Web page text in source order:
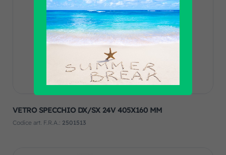
VETRO SPECCHIO DX/SX 24V 405X160 MM
Codice art. F.R.A.: 2501513